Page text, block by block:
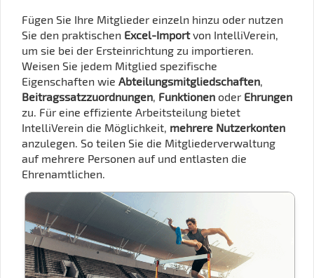
Fügen Sie Ihre Mitglieder einzeln hinzu oder nutzen
Sie den praktischen Excel-Importvon IntelliVerein,
um sie bei der Ersteinrichtung zu importieren.
Weisen Sie jedem Mitglied spezifische
Eigenschaften wie Abteilungsmitgliedschaften,
Beitragssatzzuordnungen, Funktionen oder Ehrungen
zu. Für eine effiziente Arbeitsteilung bietet
IntelliVerein die Möglichkeit, mehrere Nutzerkonten
anzulegen. So teilen Sie die Mitgliederverwaltung
auf mehrere Personen auf und entlasten die
Ehrenamtlichen.